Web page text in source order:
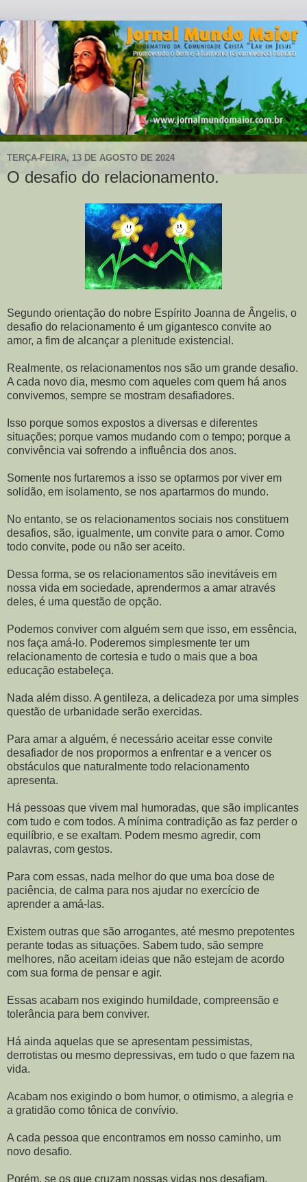
TERÇA-FEIRA, 13 DE AGOSTO DE 2024
O desafio do relacionamento.
Segundo orientação do nobre Espírito Joanna de Ângelis, o
desafio do relacionamento é um gigantesco convite ao
amor, a fim de alcançar a plenitude existencial.
Realmente, os relacionamentos nos são um grande desafio.
A cada novo dia, mesmo com aqueles com quem há anos
convivemos, sempre se mostram desafiadores.
Isso porque somos expostos a diversas e diferentes
situações; porque vamos mudando com o tempo; porque a
convivência vai sofrendo a influência dos anos.
Somente nos furtaremos a isso se optarmos por viver em
solidão, em isolamento, se nos apartarmos do mundo.
No entanto, se os relacionamentos sociais nos constituem
desafios, são, igualmente, um convite para o amor. Como
todo convite, pode ou não ser aceito.
Dessa forma, se os relacionamentos são inevitáveis em
nossa vida em sociedade, aprendermos a amar através
deles, é uma questão de opção.
Podemos conviver com alguém sem que isso, em essência,
nos faça amá-lo. Poderemos simplesmente ter um
relacionamento de cortesia e tudo o mais que a boa
educação estabeleça.
Nada além disso. A gentileza, a delicadeza por uma simples
questão de urbanidade serão exercidas.
Para amar a alguém, é necessário aceitar esse convite
desafiador de nos propormos a enfrentar e a vencer os
obstáculos que naturalmente todo relacionamento
apresenta.
Há pessoas que vivem mal humoradas, que são implicantes
com tudo e com todos. A mínima contradição as faz perder o
equilíbrio, e se exaltam. Podem mesmo agredir, com
palavras, com gestos.
Para com essas, nada melhor do que uma boa dose de
paciência, de calma para nos ajudar no exercício de
aprender a amá-las.
Existem outras que são arrogantes, até mesmo prepotentes
perante todas as situações. Sabem tudo, são sempre
melhores, não aceitam ideias que não estejam de acordo
com sua forma de pensar e agir.
Essas acabam nos exigindo humildade, compreensão e
tolerância para bem conviver.
Há ainda aquelas que se apresentam pessimistas,
derrotistas ou mesmo depressivas, em tudo o que fazem na
vida.
Acabam nos exigindo o bom humor, o otimismo, a alegria e
a gratidão como tônica de convívio.
A cada pessoa que encontramos em nosso caminho, um
novo desafio.
Porém, se os que cruzam nossas vidas nos desafiam,